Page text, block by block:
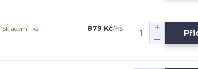
879 Kč/ks
Skladem 1 ks